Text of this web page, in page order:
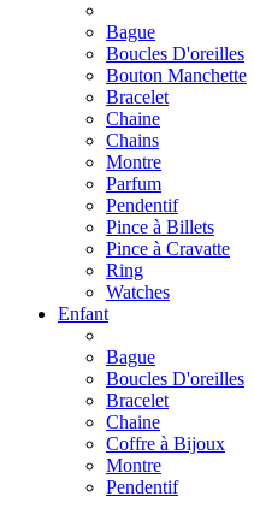
Bague
Boucles D'oreilles
Bouton Manchette
Bracelet
Chaine
Chains
Montre
Parfum
Pendentif
Pince à Billets
Pince à Cravatte
Ring
Watches
Enfant
Bague
Boucles D'oreilles
Bracelet
Chaine
Coffre à Bijoux
Montre
Pendentif